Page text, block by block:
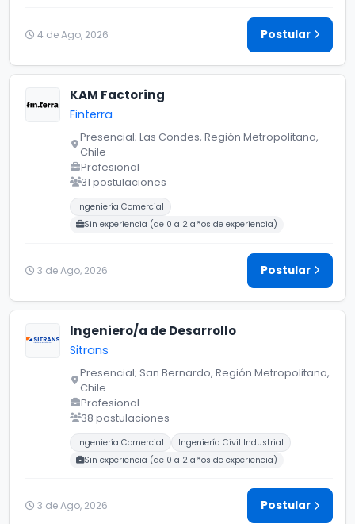
4 de Ago, 2026 Postular
KAM Factoring
Finterra
Presencial; Las Condes, Región Metropolitana,
Chile
Profesional
31 postulaciones
Carreras buscadas:
Ingeniería Comercial
Sin experiencia (de 0 a 2 años de experiencia)
3 de Ago, 2026 Postular
Ingeniero/a de Desarrollo
Sitrans
Presencial; San Bernardo, Región Metropolitana,
Chile
Profesional
38 postulaciones
Carreras buscadas:
Ingeniería Comercial
Ingeniería Civil Industrial
Sin experiencia (de 0 a 2 años de experiencia)
3 de Ago, 2026 Postular